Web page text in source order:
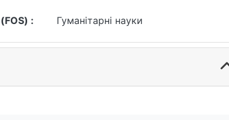
(FOS) : Гуманітарні науки